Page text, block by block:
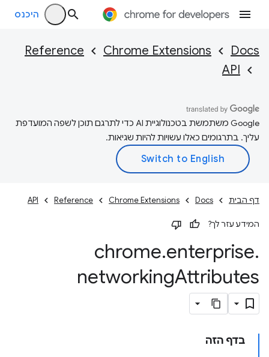
היכנס
Docs
Chrome Extensions
Reference
API
‫Google משתמשת בטכנולוגיית AI כדי לתרגם תוכן לשפה המועדפת
עליך. בתרגומים כאלו עשויות להיות שגיאות.
דף הבית Docs
Chrome Extensions
Reference
API
המידע עזר לך?
chrome.enterprise.
networkingAttributes
בדף הזה